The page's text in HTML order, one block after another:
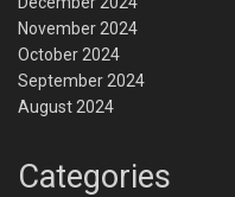
November 2024
October 2024
September 2024
August 2024
Categories